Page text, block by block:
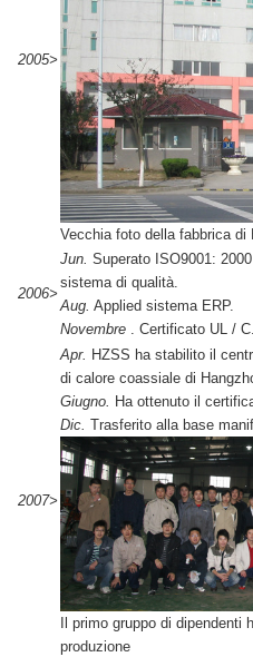
2005>
Vecchia foto della fabbrica di
2006>
Jun. Superato ISO9001:
sistema di qualità.
Aug. Applied sistema ERP.
Novembre . Certificato UL / C.
2007>
Apr. HZSS ha stabilito il
di calore coassiale di
Giugno. Ha ottenuto il
Dic. Trasferito alla base
Il primo gruppo di
produzione